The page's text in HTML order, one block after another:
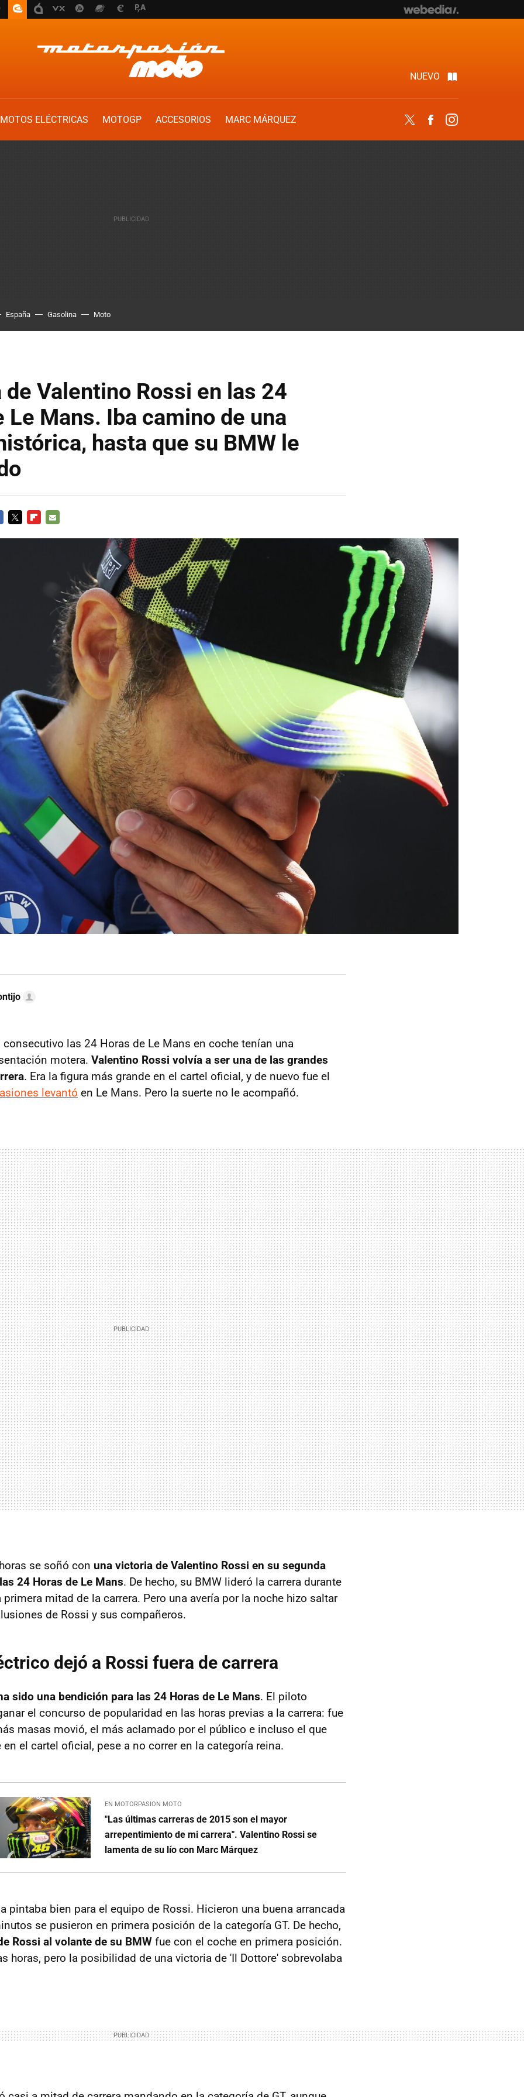
NUEVO
MOTOS ELÉCTRICAS MOTOGP ACCESORIOS MARC MÁRQUEZ Twitter Facebook
España Gasolina Moto
de Valentino Rossi en las 24
Le Mans. Iba camino de una
hasta que su BMW le
las 24 Horas de Le Mans en coche tenían una
motera. Valentino Rossi volvía a ser una de las grandes
. Era la figura más grande en el cartel oficial, y de nuevo fue el
levantó en Le Mans. Pero la suerte no le acompañó.
se soñó con una victoria de Valentino Rossi en su segunda
24 Horas de Le Mans. De hecho, su BMW lideró la carrera durante
primera mitad de la carrera. Pero una avería por la noche hizo saltar
de Rossi y sus compañeros.
dejó a Rossi fuera de carrera
sido una bendición para las 24 Horas de Le Mans. El piloto
el concurso de popularidad en las horas previas a la carrera: fue
masas movió, el más aclamado por el público e incluso el que
el cartel oficial, pese a no correr en la categoría reina.
EN MOTORPASION MOTO
"Las últimas carreras de 2015 son el mayor
arrepentimiento de mi carrera". Valentino Rossi se
lamenta de su lío con Marc Márquez
pintaba bien para el equipo de Rossi. Hicieron una buena arrancada
se pusieron en primera posición de la categoría GT. De hecho,
Rossi al volante de su BMW fue con el coche en primera posición.
horas, pero la posibilidad de una victoria de 'Il Dottore' sobrevolaba